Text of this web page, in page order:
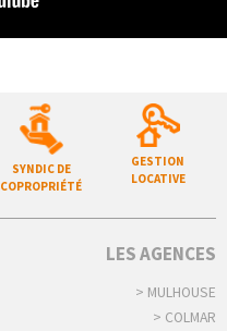
SYNDIC DE
COPROPRIÉTÉ
GESTION
LOCATIVE
LES AGENCES
> MULHOUSE
> COLMAR